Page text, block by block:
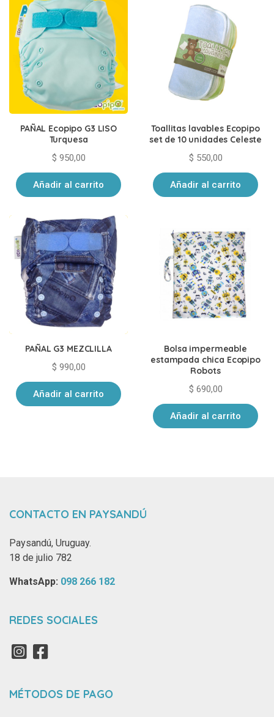
PAÑAL Ecopipo G3 LISO
Turquesa
$ 950,00
Añadir al carrito
Toallitas lavables Ecopipo
set de 10 unidades Celeste
$ 550,00
Añadir al carrito
PAÑAL G3 MEZCLILLA
$ 990,00
Añadir al carrito
Bolsa impermeable
estampada chica Ecopipo
Robots
$ 690,00
Añadir al carrito
CONTACTO EN PAYSANDÚ
Paysandú, Uruguay.
18 de julio 782
WhatsApp: ‪ 098 266 182‬
REDES SOCIALES
MÉTODOS DE PAGO